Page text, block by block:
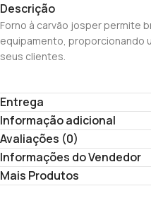
Descrição
Forno à carvão josper permite
equipamento, proporcionando
seus clientes.
Entrega
Informação adicional
Avaliações (0)
Informações do Vendedor
Mais Produtos